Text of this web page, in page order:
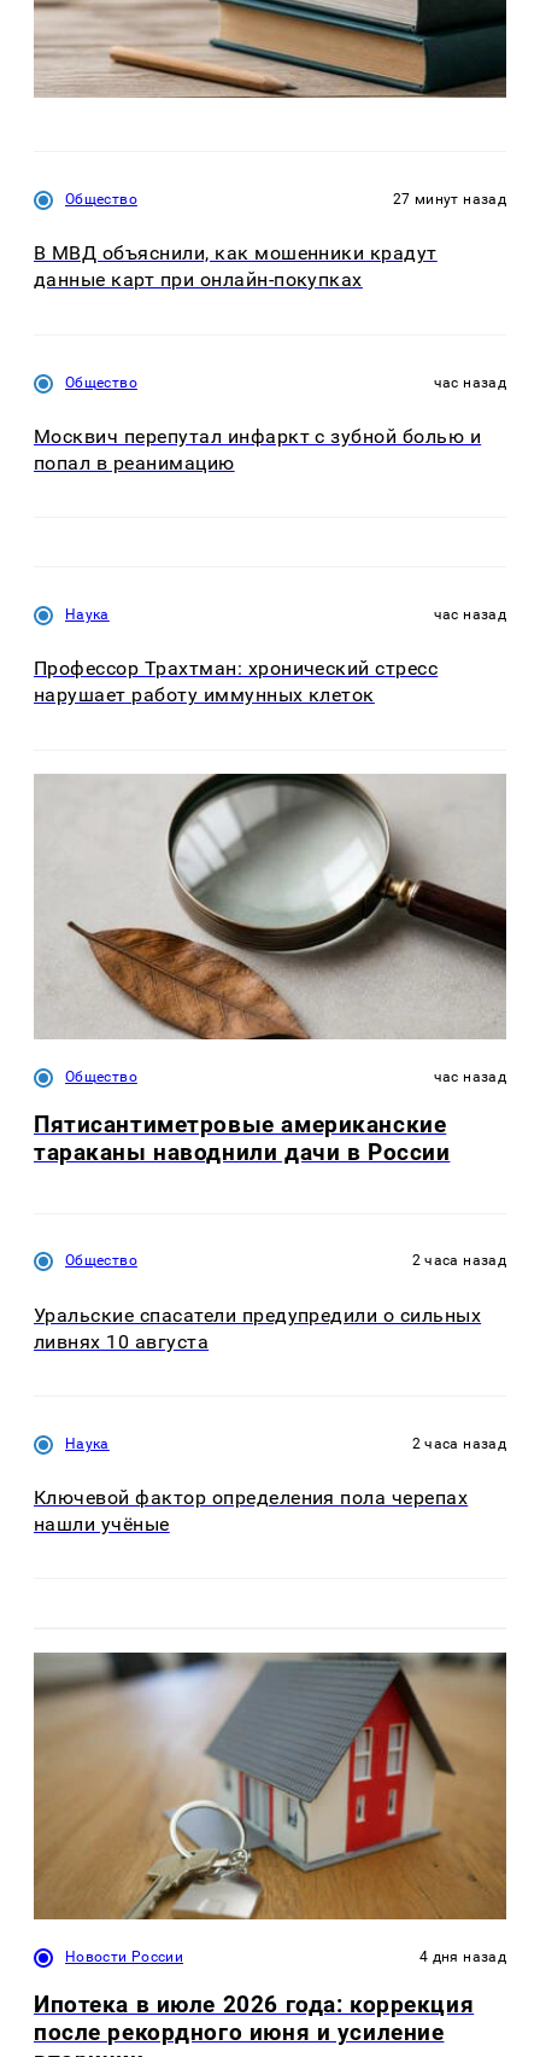
Общество 27 минут назад
В МВД объяснили, как мошенники крадут
данные карт при онлайн-покупках
Общество час назад
Москвич перепутал инфаркт с зубной болью и
попал в реанимацию
Наука час назад
Профессор Трахтман: хронический стресс
нарушает работу иммунных клеток
Общество час назад
Пятисантиметровые американские
тараканы наводнили дачи в России
Общество 2 часа назад
Уральские спасатели предупредили о сильных
ливнях 10 августа
Наука 2 часа назад
Ключевой фактор определения пола черепах
нашли учёные
Новости России 4 дня назад
Ипотека в июле 2026 года: коррекция
после рекордного июня и усиление